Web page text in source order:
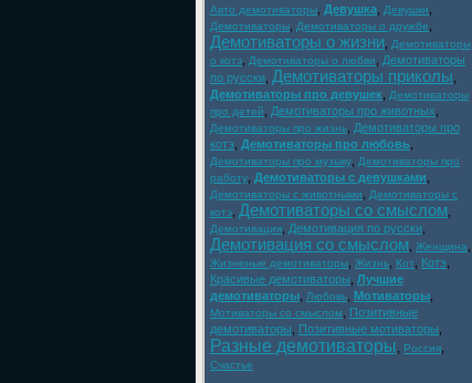
Авто демотиваторы Девушка Девушки
Демотиваторы Демотиваторы о дружбе
Демотиваторы о жизни
Демотиваторы
о котэ
Демотиваторы о любви
Демотиваторы
по русски Демотиваторы приколы
Демотиваторы про девушек
Демотиваторы
про детей
Демотиваторы про животных
Демотиваторы про жизнь
Демотиваторы про
котэ
Демотиваторы про любовь
Демотиваторы про музыку
Демотиваторы про
работу
Демотиваторы с девушками
Демотиваторы с животными
Демотиваторы с
котэ
Демотиваторы со смыслом
Демотивация Демотивация по русски
Демотивация со смыслом Женщина
Жизненые демотиваторы Жизнь Кот Котэ
Красивые демотиваторы Лучшие
демотиваторы
Любовь Мотиваторы
Мотиваторы со смыслом
Позитивные
демотиваторы
Позитивные мотиваторы
Разные демотиваторы Россия
Счастье